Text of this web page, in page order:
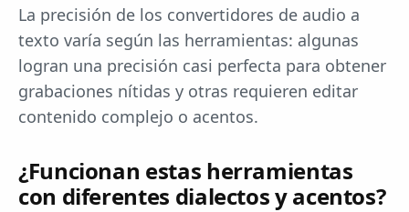
La precisión de los convertidores de audio a
texto varía según las herramientas: algunas
logran una precisión casi perfecta para obtener
grabaciones nítidas y otras requieren editar
contenido complejo o acentos.
¿Funcionan estas herramientas
con diferentes dialectos y acentos?